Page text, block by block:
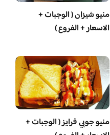
منيو شيزان ( الوجبات +
الاسعار + الفروع )
منيو جوبي فرايز ( الوجبات +